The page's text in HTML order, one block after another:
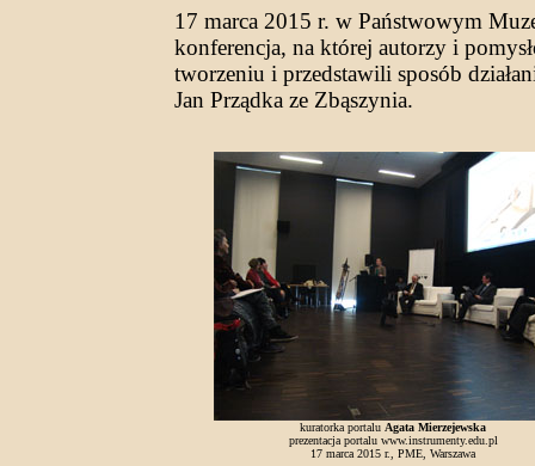
17 marca 2015 r. w Państwowym
konferencja, na której autorzy i
tworzeniu i przedstawili sposób
Jan Prządka ze Zbąszynia.
kuratorka portalu Agata Mierzejewska
prezentacja portalu www.instrumenty.edu.pl
17 marca 2015 r., PME, Warszawa